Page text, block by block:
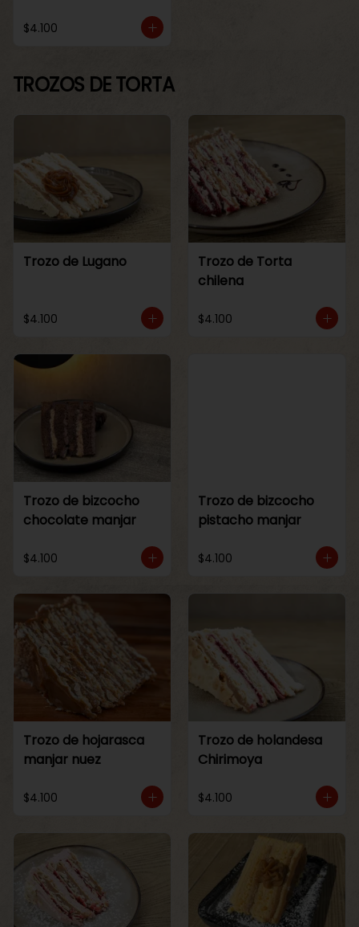
$4.100
TROZOS DE TORTA
Trozo de Lugano
$4.100
Trozo de Torta
chilena
$4.100
Trozo de bizcocho
chocolate manjar
$4.100
Trozo de bizcocho
pistacho manjar
$4.100
Trozo de hojarasca
manjar nuez
$4.100
Trozo de holandesa
Chirimoya
$4.100